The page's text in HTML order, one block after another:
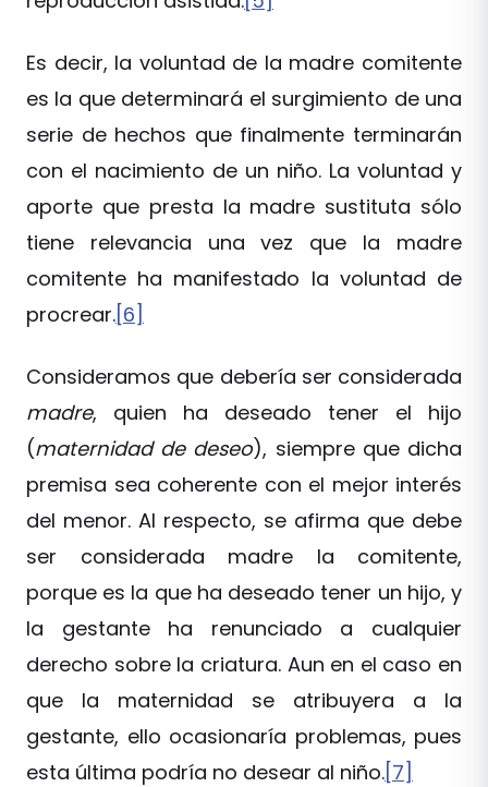
Es decir, la voluntad de la madre comitente
es la que determinará el surgimiento de una
serie de hechos que finalmente terminarán
con el nacimiento de un niño. La voluntad y
aporte que presta la madre sustituta sólo
tiene relevancia una vez que la madre
comitente ha manifestado la voluntad de
procrear.[6]
Consideramos que debería ser considerada
madre, quien ha deseado tener el hijo
(maternidad de deseo), siempre que dicha
premisa sea coherente con el mejor interés
del menor. Al respecto, se afirma que debe
ser considerada madre la comitente,
porque es la que ha deseado tener un hijo, y
la gestante ha renunciado a cualquier
derecho sobre la criatura. Aun en el caso en
que la maternidad se atribuyera a la
gestante, ello ocasionaría problemas, pues
esta última podría no desear al niño.[7]